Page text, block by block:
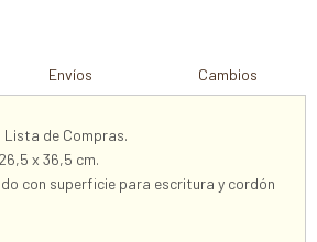
Envíos Cambios
de Compras.
x 36,5 cm.
con superficie para escritura y cordón